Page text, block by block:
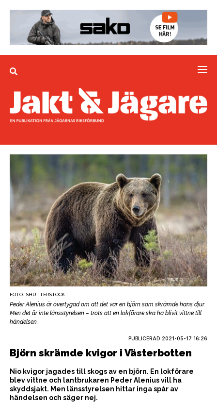
FOTO: SHUTTERSTOCK
Peder Alenius är övertygad om att det var en björn som skrämde hans djur.
Men det är inte länsstyrelsen – trots att en lokförare ska ha blivit vittne till
händelsen.
PUBLICERAD 2021-05-17 16:26
Björn skrämde kvigor i Västerbotten
Nio kvigor jagades till skogs av en björn. En lokförare
blev vittne och lantbrukaren Peder Alenius vill ha
skyddsjakt. Men länsstyrelsen hittar inga spår av
händelsen och säger nej.